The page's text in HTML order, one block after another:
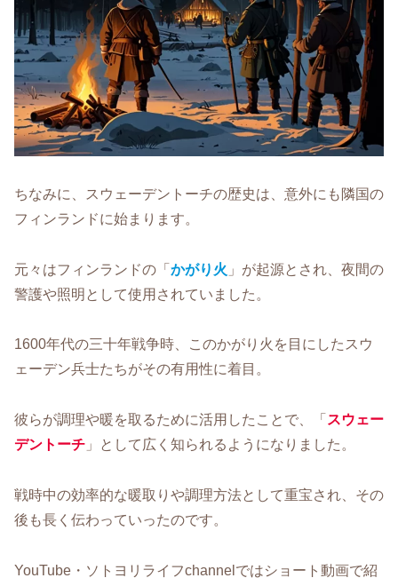
ちなみに、スウェーデントーチの歴史は、意外にも隣国の
フィンランドに始まります。
元々はフィンランドの「 かがり火 」が起源とされ、夜間の
警護や照明として使用されていました。
1600年代の三十年戦争時、このかがり火を目にしたスウ
ェーデン兵士たちがその有用性に着目。
彼らが調理や暖を取るために活用したことで、「 スウェー
デントーチ 」として広く知られるようになりました。
戦時中の効率的な暖取りや調理方法として重宝され、その
後も長く伝わっていったのです。
YouTube・ソトヨリライフchannelではショート動画で紹